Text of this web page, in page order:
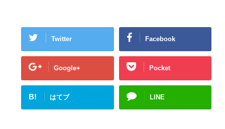
Twitter Facebook
Google+ Pocket
B! はてブ LINE